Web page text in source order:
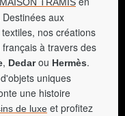
aux
nos créations
à travers des
, Dedarou Hermès.
uniques
une histoire
de luxe et profitez